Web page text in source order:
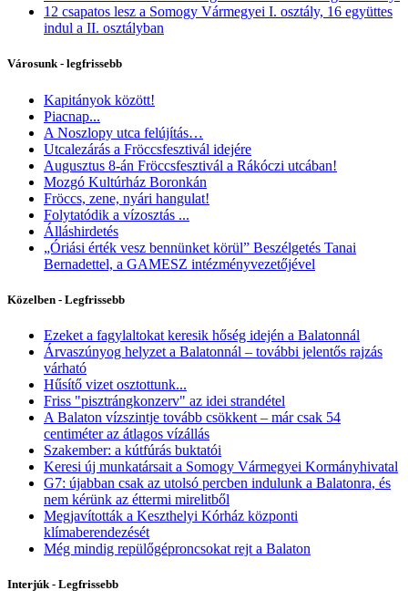
12 csapatos lesz a Somogy Vármegyei I. osztály, 16 együttes
indul a II. osztályban
Városunk - legfrissebb
Kapitányok között!
Piacnap...
A Noszlopy utca felújítás…
Utcalezárás a Fröccsfesztivál idejére
Augusztus 8-án Fröccsfesztivál a Rákóczi utcában!
Mozgó Kultúrház Boronkán
Fröccs, zene, nyári hangulat!
Folytatódik a vízosztás ...
Álláshirdetés
„Óriási érték vesz bennünket körül” Beszélgetés Tanai
Bernadettel, a GAMESZ intézményvezetőjével
Közelben - Legfrissebb
Ezeket a fagylaltokat keresik hőség idején a Balatonnál
Árvaszúnyog helyzet a Balatonnál – további jelentős rajzás
várható
Hűsítő vizet osztottunk...
Friss "pisztrángkonzerv" az idei strandétel
A Balaton vízszintje tovább csökkent – már csak 54
centiméter az átlagos vízállás
Szakember: a kútfúrás buktatói
Keresi új munkatársait a Somogy Vármegyei Kormányhivatal
G7: újabban csak az utolsó percben indulunk a Balatonra, és
nem kérünk az éttermi mirelitből
Megjavították a Keszthelyi Kórház központi
klímaberendezését
Még mindig repülőgéproncsokat rejt a Balaton
Interjúk - Legfrissebb